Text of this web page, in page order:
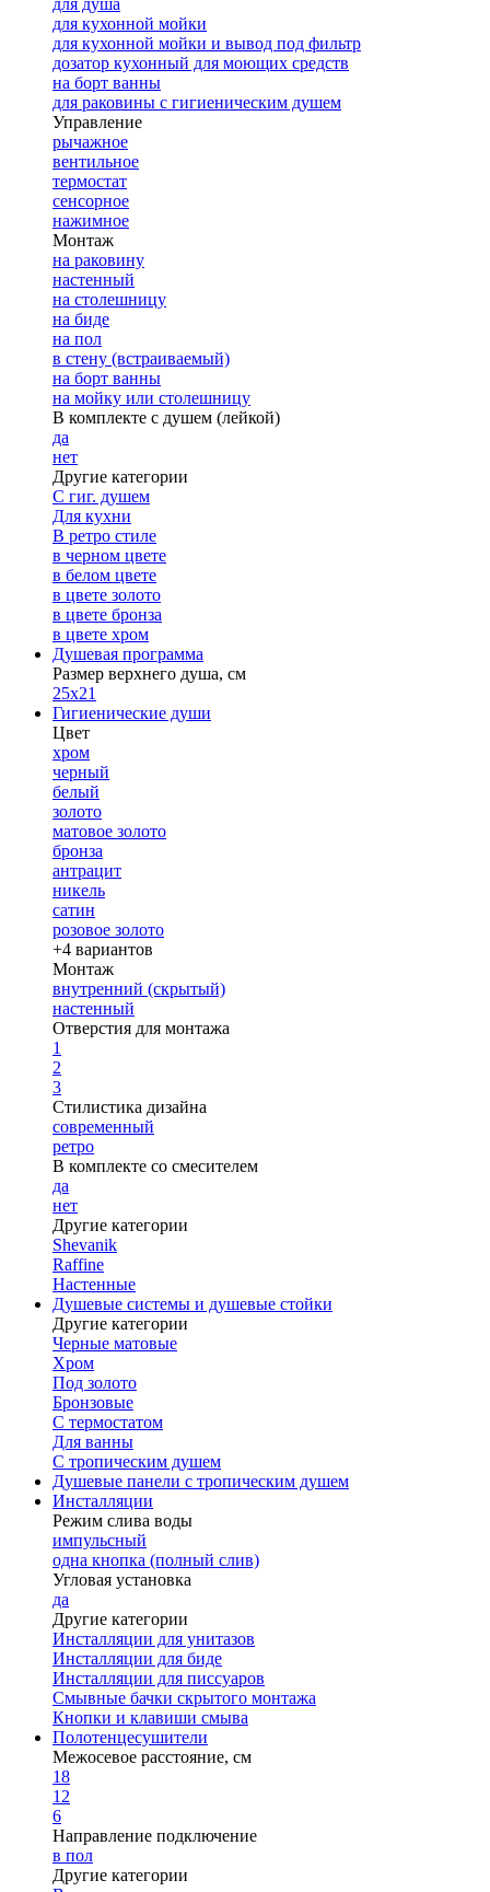
для душа
для кухонной мойки
для кухонной мойки и вывод под фильтр
дозатор кухонный для моющих средств
на борт ванны
для раковины с гигиеническим душем
Управление
рычажное
вентильное
термостат
сенсорное
нажимное
Монтаж
на раковину
настенный
на столешницу
на биде
на пол
в стену (встраиваемый)
на борт ванны
на мойку или столешницу
В комплекте с душем (лейкой)
да
нет
Другие категории
С гиг. душем
Для кухни
В ретро стиле
в черном цвете
в белом цвете
в цвете золото
в цвете бронза
в цвете хром
Душевая программа
Размер верхнего душа, см
25х21
Гигиенические души
Цвет
хром
черный
белый
золото
матовое золото
бронза
антрацит
никель
сатин
розовое золото
+4 вариантов
Монтаж
внутренний (скрытый)
настенный
Отверстия для монтажа
1
2
3
Стилистика дизайна
современный
ретро
В комплекте со смесителем
да
нет
Другие категории
Shevanik
Raffine
Настенные
Душевые системы и душевые стойки
Другие категории
Черные матовые
Хром
Под золото
Бронзовые
С термостатом
Для ванны
С тропическим душем
Душевые панели с тропическим душем
Инсталляции
Режим слива воды
импульсный
одна кнопка (полный слив)
Угловая установка
да
Другие категории
Инсталляции для унитазов
Инсталляции для биде
Инсталляции для писсуаров
Смывные бачки скрытого монтажа
Кнопки и клавиши смыва
Полотенцесушители
Межосевое расстояние, см
18
12
6
Направление подключение
в пол
Другие категории